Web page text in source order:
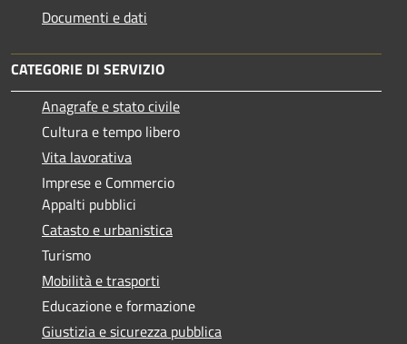
Documenti e dati
CATEGORIE DI SERVIZIO
Anagrafe e stato civile
Cultura e tempo libero
Vita lavorativa
Imprese e Commercio
Appalti pubblici
Catasto e urbanistica
Turismo
Mobilità e trasporti
Educazione e formazione
Giustizia e sicurezza pubblica